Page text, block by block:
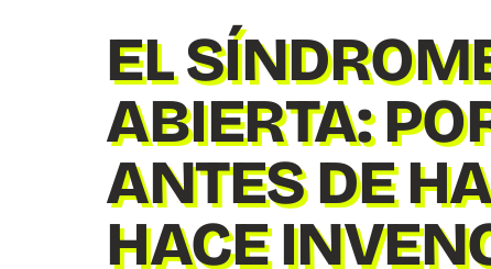
EL
ABIERTA:
ANTES DE
HACE